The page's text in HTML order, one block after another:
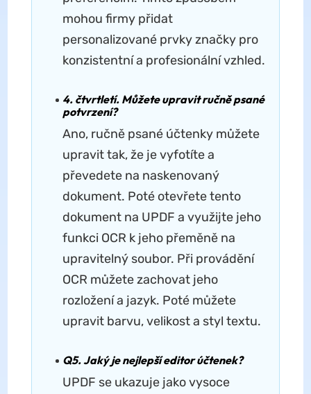
mohou firmy přidat
personalizované prvky značky pro
konzistentní a profesionální vzhled.
4. čtvrtletí. Můžete upravit ručně psané
potvrzení?
Ano, ručně psané účtenky můžete
upravit tak, že je vyfotíte a
převedete na naskenovaný
dokument. Poté otevřete tento
dokument na UPDF a využijte jeho
funkci OCR k jeho přeměně na
upravitelný soubor. Při provádění
OCR můžete zachovat jeho
rozložení a jazyk. Poté můžete
upravit barvu, velikost a styl textu.
Q5. Jaký je nejlepší editor účtenek?
UPDF se ukazuje jako vysoce